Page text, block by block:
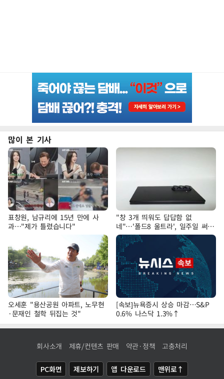
많이 본 기사
표창원, 남규리에 15년 만에 사
과…"제가 틀렸습니다"
"창 3개 띄워도 답답함 없
네"…'폴드8 울트라', 일주일 써보
니
오세훈 "용산공원 아파트, 노무현
·문재인 철학 뒤집는 것"
[속보]뉴욕증시 상승 마감…S&P
0.6% 나스닥 1.3%↑
회사소개 제휴/컨텐츠 판매 약관·정책 고충처리
PC화면 제보하기 앱 다운로드 맨위로↑